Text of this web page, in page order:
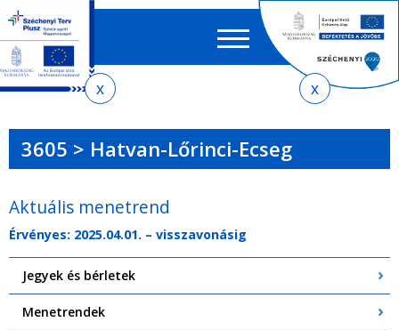
menetrendkeresőhöz
almenühöz
tartalomra
oldaltérképre
EN HU
űrlap
3605 > Hatvan-Lőrinci-Ecseg
Aktuális menetrend
Érvényes: 2025.04.01. – visszavonásig
Jegyek és bérletek
Menetrendek